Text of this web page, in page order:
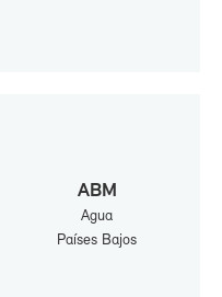
ABM
Agua
Paí­ses Ba­jos